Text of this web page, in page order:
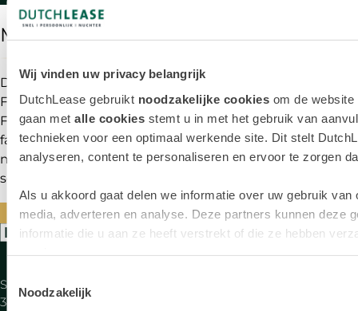
Wij vinden uw privacy belangrijk
DutchLease gebruikt noodzakelijke cookies om de
gaan met alle cookies stemt u in met het gebruik van
technieken voor een optimaal werkende site. Dit stelt
analyseren, content te personaliseren en ervoor te zorgen
Als u akkoord gaat delen we informatie over uw gebruik
media, adverteren en analyse. Deze partners kunnen deze
informatie die u aan ze heeft verstrekt of die ze hebben
Noodzakelijk
Meer over DutchLease
DutchLease maakt deel uit van Volkswagen Pon
Financial Services, een joint venture tussen Volkswagen
Financial Services AG en Pon Holdings. Ondanks deze
familiebanden vindt u bij DutchLease alle merken en
modellen. Wij zijn gespecialiseerd in het verlenen van
services aan het mkb.
OVER DUTCHLEASE
Saturnus 1
3824 ME Amersfoort